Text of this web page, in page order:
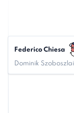
Federico Chiesa
Dominik Szoboszlai